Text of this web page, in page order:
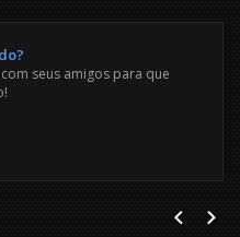
seus amigos para que